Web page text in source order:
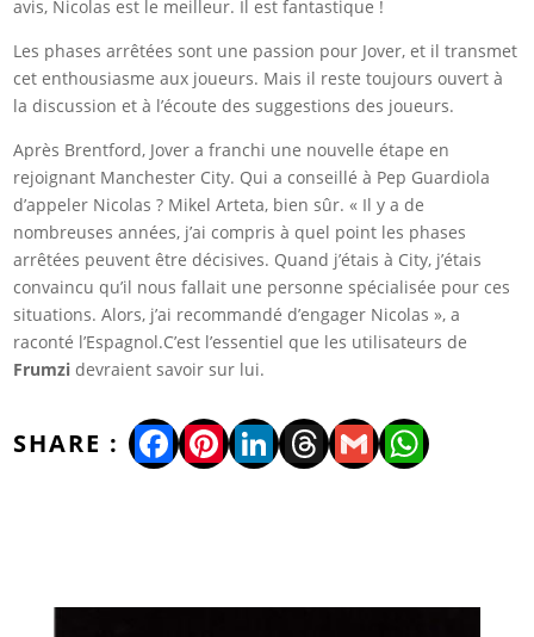
avis, Nicolas est le meilleur. Il est fantastique !
Les phases arrêtées sont une passion pour Jover, et il transmet
cet enthousiasme aux joueurs. Mais il reste toujours ouvert à
la discussion et à l’écoute des suggestions des joueurs.
Après Brentford, Jover a franchi une nouvelle étape en
rejoignant Manchester City. Qui a conseillé à Pep Guardiola
d’appeler Nicolas ? Mikel Arteta, bien sûr. « Il y a de
nombreuses années, j’ai compris à quel point les phases
arrêtées peuvent être décisives. Quand j’étais à City, j’étais
convaincu qu’il nous fallait une personne spécialisée pour ces
situations. Alors, j’ai recommandé d’engager Nicolas », a
raconté l’Espagnol.C’est l’essentiel que les utilisateurs de
Frumzidevraient savoir sur lui.
Facebook
Pinterest
LinkedIn
Threads
Gmail